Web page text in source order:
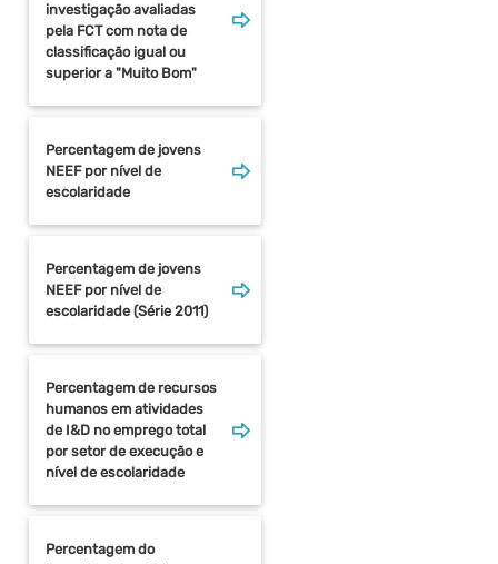
investigação avaliadas
pela FCT com nota de
classificação igual ou
superior a "Muito Bom"
Percentagem de jovens
NEEF por nível de
escolaridade
Percentagem de jovens
NEEF por nível de
escolaridade (Série 2011)
Percentagem de recursos
humanos em atividades
de I&D no emprego total
por setor de execução e
nível de escolaridade
Percentagem do